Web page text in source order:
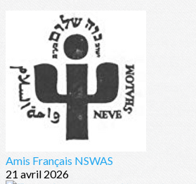
Amis Français NSWAS
21 avril 2026